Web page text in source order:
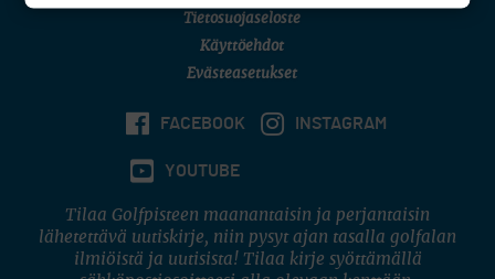
Tietosuojaseloste
Käyttöehdot
Evästeasetukset
FACEBOOK INSTAGRAM
YOUTUBE
Tilaa Golfpisteen maanantaisin ja perjantaisin
lähetettävä uutiskirje, niin pysyt ajan tasalla golfalan
ilmiöistä ja uutisista! Tilaa kirje syöttämällä